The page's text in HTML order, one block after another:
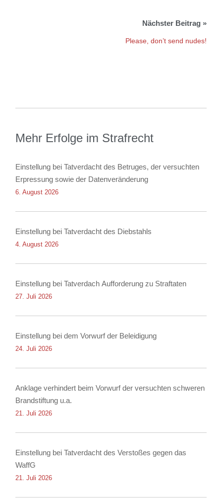
Please, don’t send nudes!
Mehr Erfolge im Strafrecht
Einstellung bei Tatverdacht des Betruges, der versuchten
Erpressung sowie der Datenveränderung
6. August 2026
Einstellung bei Tatverdacht des Diebstahls
4. August 2026
Einstellung bei Tatverdach Aufforderung zu Straftaten
27. Juli 2026
Einstellung bei dem Vorwurf der Beleidigung
24. Juli 2026
Anklage verhindert beim Vorwurf der versuchten schweren
Brandstiftung u.a.
21. Juli 2026
Einstellung bei Tatverdacht des Verstoßes gegen das
WaffG
21. Juli 2026